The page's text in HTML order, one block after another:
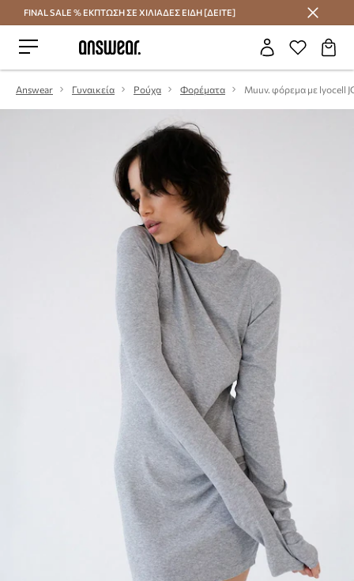
Εξοικονομήστε με το Answear Club
FINAL SALE % ΕΚΠΤΩΣΗ ΣΕ ΧΙΛΙΑΔΕΣ ΕΙΔΗ [ΔΕΙΤΕ]
Answear Γυναικεία Ρούχα Φορέματα Muuv. φόρεμα με lyocell